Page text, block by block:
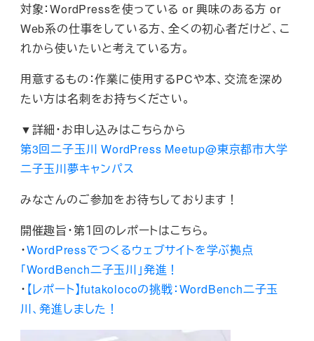
対象：WordPressを使っている or 興味のある方 or
Web系の仕事をしている方、全くの初心者だけど、こ
れから使いたいと考えている方。
用意するもの：作業に使用するPCや本、交流を深め
たい方は名刺をお持ちください。
▼詳細・お申し込みはこちらから
第3回二子玉川 WordPress Meetup@東京都市大学
二子玉川夢キャンパス
みなさんのご参加をお待ちしております！
開催趣旨・第１回のレポートはこちら。
・WordPressでつくるウェブサイトを学ぶ拠点
「WordBench二子玉川」発進！
・ 【レポート】futakolocoの挑戦：WordBench二子玉
川、発進しました！